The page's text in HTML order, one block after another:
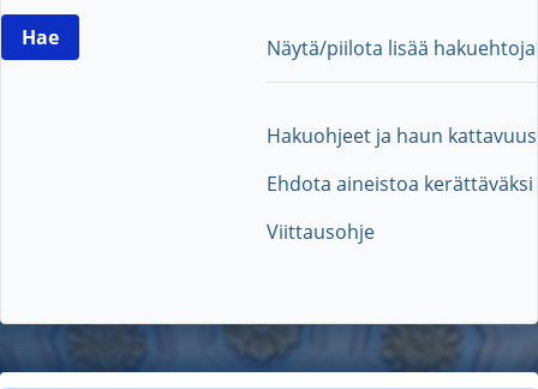
Näytä/piilota lisää hakuehtoja
Hakuohjeet ja haun kattavuus
Ehdota aineistoa kerättäväksi
Viittausohje